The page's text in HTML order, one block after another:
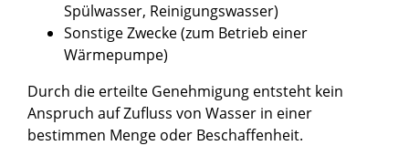
Spülwasser, Reinigungswasser)
Sonstige Zwecke (zum Betrieb einer
Wärmepumpe)
Durch die erteilte Genehmigung entsteht kein
Anspruch auf Zufluss von Wasser in einer
bestimmen Menge oder Beschaffenheit.